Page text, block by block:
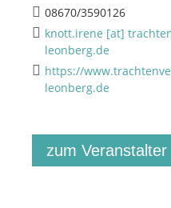
08670/3590126
knott.irene [at]
leonberg.de
https://
leonberg.de
zum Veranstalter